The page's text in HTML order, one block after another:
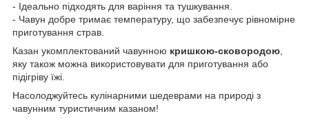
- Ідеально підходять для варіння та тушкування.
- Чавун добре тримає температуру, що забезпечує рівномірне
приготування страв.
Казан укомплектований чавунною кришкою-сковородою,
яку також можна використовувати для приготування або
підігріву їжі.
Насолоджуйтесь кулінарними шедеврами на природі з
чавунним туристичним казаном!